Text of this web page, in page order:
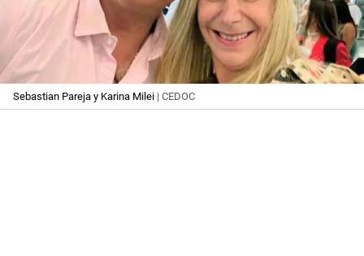
Sebastian Pareja y Karina Milei | CEDOC